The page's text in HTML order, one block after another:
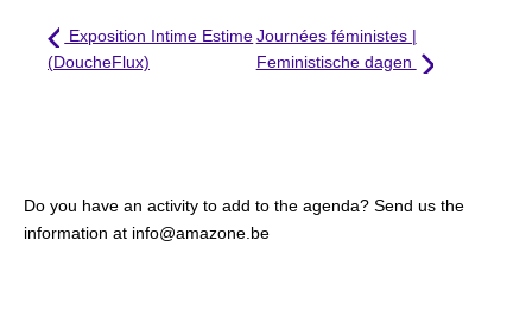
Exposition Intime Estime
(DoucheFlux)
Journées féministes |
Feministische dagen
Do you have an activity to add to the agenda? Send us the
information at info@amazone.be